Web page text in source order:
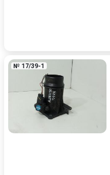
№ 17/39-1